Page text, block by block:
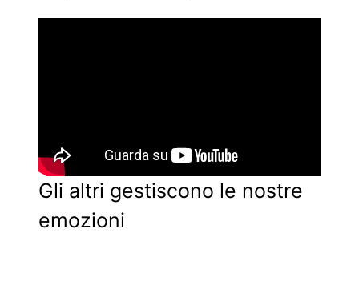
Gli altri gestiscono le nostre
emozioni